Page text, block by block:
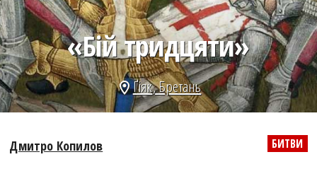
search
СЬОГОДНІ
ПРАВИЛА ЖИТТЯ
ПОДКАСТИ
«Бій тридцяти»
location_onҐіяк,Бретань
БИТВИ
Дмитро Копилов